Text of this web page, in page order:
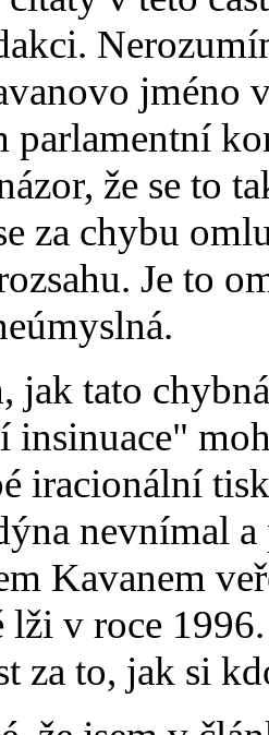
jméno
parlamentní
že se to
za chybu
Je to
jak tato
insinuace"
iracionální
nevnímal
Kavanem
lži v roce
za to, jak si